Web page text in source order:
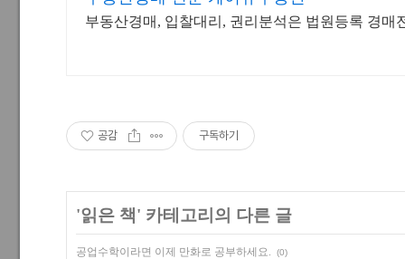
부동산경매, 입찰대리, 권리분석은 법원등록 경매
공감 구독하기
'읽은 책 ' 카테고리의 다른 글
공업수학이라면 이제 만화로 공부하세요. (0)